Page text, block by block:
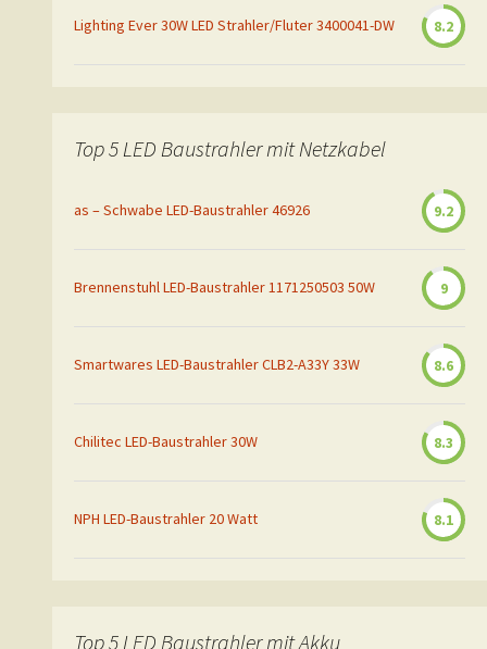
Lighting Ever 30W LED Strahler/Fluter 3400041-DW 8.2
Top 5 LED Baustrahler mit Netzkabel
as – Schwabe LED-Baustrahler 46926 9.2
Brennenstuhl LED-Baustrahler 1171250503 50W 9
Smartwares LED-Baustrahler CLB2-A33Y 33W 8.6
Chilitec LED-Baustrahler 30W 8.3
NPH LED-Baustrahler 20 Watt 8.1
Top 5 LED Baustrahler mit Akku